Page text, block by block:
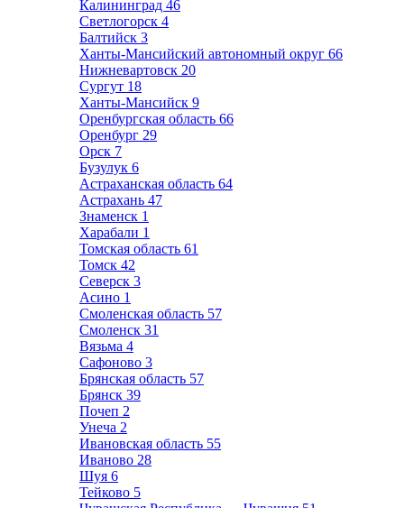
Калининград 46
Светлогорск 4
Балтийск 3
Ханты-Мансийский автономный округ 66
Нижневартовск 20
Сургут 18
Ханты-Мансийск 9
Оренбургская область 66
Оренбург 29
Орск 7
Бузулук 6
Астраханская область 64
Астрахань 47
Знаменск 1
Харабали 1
Томская область 61
Томск 42
Северск 3
Асино 1
Смоленская область 57
Смоленск 31
Вязьма 4
Сафоново 3
Брянская область 57
Брянск 39
Почеп 2
Унеча 2
Ивановская область 55
Иваново 28
Шуя 6
Тейково 5